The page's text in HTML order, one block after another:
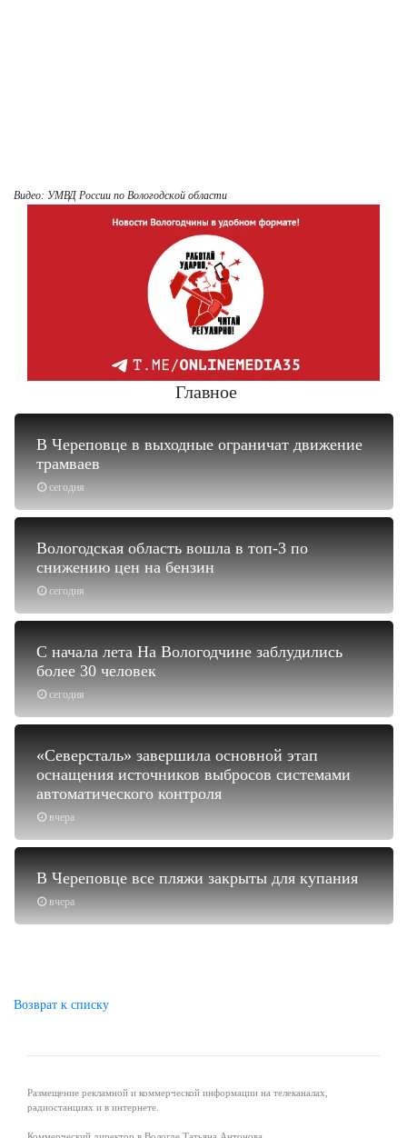
Видео: УМВД России по Вологодской области
Главное
сегодня
В Череповце в выходные ограничат движение
трамваев
сегодня
Вологодская область вошла в топ-3 по
снижению цен на бензин
сегодня
С начала лета На Вологодчине заблудились
более 30 человек
вчера
«Северсталь» завершила основной этап
оснащения источников выбросов системами
автоматического контроля
вчера
В Череповце все пляжи закрыты для купания
Возврат к списку
Размещение рекламной и коммерческой информации на телеканалах,
радиостанциях и в интернете.